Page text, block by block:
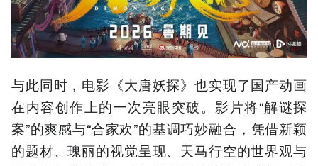
与此同时，电影《大唐妖探》也实现了国产动画
在内容创作上的一次亮眼突破。影片将“解谜探
案”的爽感与“合家欢”的基调巧妙融合，凭借新颖
的题材、瑰丽的视觉呈现、天马行空的世界观与